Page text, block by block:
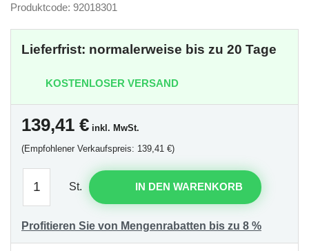
Produktcode: 92018301
Lieferfrist: normalerweise bis zu 20 Tage
KOSTENLOSER VERSAND
139,41 € inkl. MwSt.
(Empfohlener Verkaufspreis: 139,41 €)
St. IN DEN WARENKORB
Profitieren Sie von Mengenrabatten bis zu 8 %